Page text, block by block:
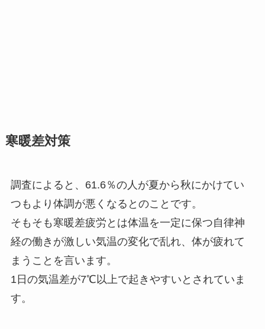
寒暖差対策
調査によると、61.6％の人が夏から秋にかけてい
つもより体調が悪くなるとのことです。
そもそも寒暖差疲労とは体温を一定に保つ自律神
経の働きが激しい気温の変化で乱れ、体が疲れて
まうことを言います。
1日の気温差が7℃以上で起きやすいとされていま
す。